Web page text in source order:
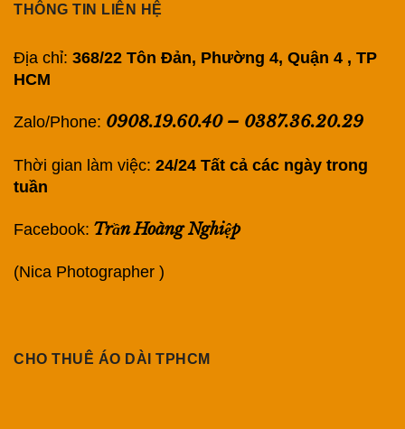
THÔNG TIN LIÊN HỆ
Địa chỉ: 368/22 Tôn Đản, Phường 4, Quận 4 , TP
HCM
Zalo/Phone: 0908.19.60.40– 0387.36.20.29
Thời gian làm việc: 24/24 Tất cả các ngày trong
tuần
Facebook: Trần Hoàng Nghiệp
(Nica Photographer )
CHO THUÊ ÁO DÀI TPHCM